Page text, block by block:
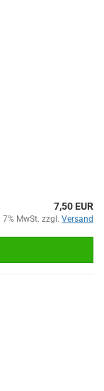
7,50 EUR
7% MwSt. zzgl. Versand